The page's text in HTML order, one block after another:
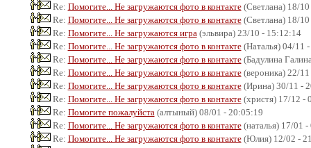
Re: Помогите... Не загружаются фото в контакте(Светлана) 18/
Re: Помогите... Не загружаются фото в контакте(Светлана) 18/
Re: Помогите... Не загружаются игра (эльвира) 23/10 - 15:12:14
Re: Помогите... Не загружаются фото в контакте(Наталья) 04/11
Re: Помогите... Не загружаются фото в контакте(Бадулина
Re: Помогите... Не загружаются фото в контакте(вероника) 22/
Re: Помогите... Не загружаются фото в контакте(Ирина) 30/11 -
Re: Помогите... Не загружаются фото в контакте(христя) 17/12 -
Re: Помогите пожалуйста (алтыный) 08/01 - 20:05:19
Re: Помогите... Не загружаются фото в контакте(наталья) 17/01
Re: Помогите... Не загружаются фото в контакте(Юлия) 12/02 -